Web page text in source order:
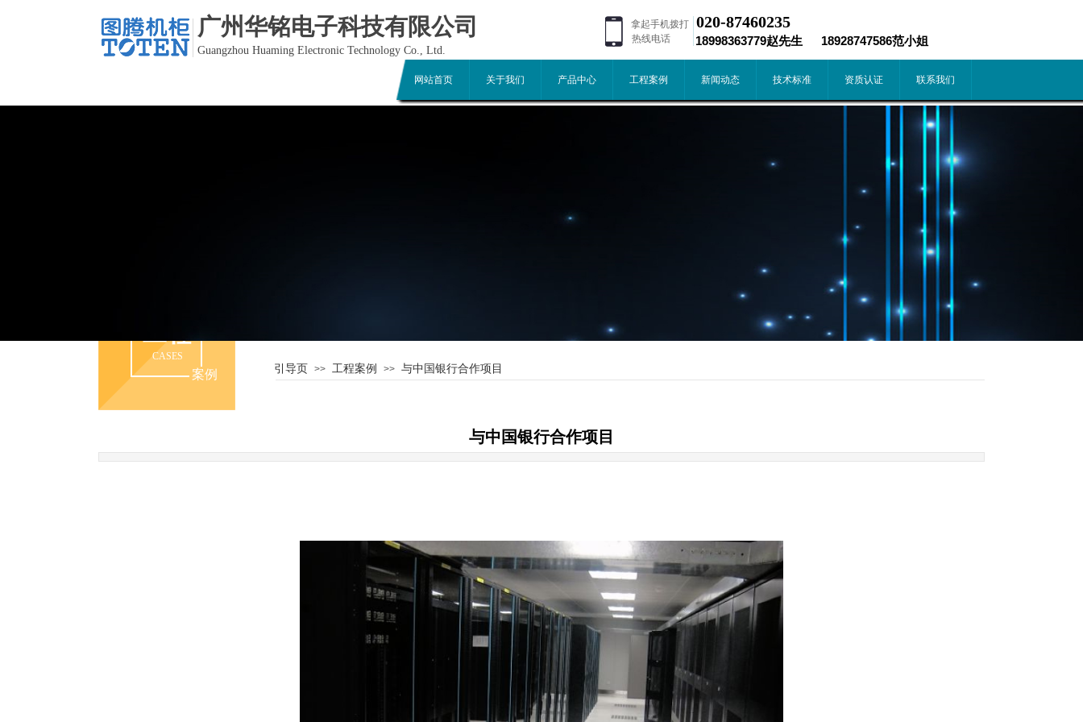
拿起手机拨打
热线电话
网站首页 关于我们 产品中心 工程案例 新闻动态 技术标准 资质认证 联系我们
020-87460235
广州华铭电子科技有限公司
Guangzhou Huaming Electronic Technology Co., Ltd.
18998363779赵先生 18928747586范小姐
产品
CASES
PRODUCT
PRODUCT
引导页 >> 工程案例 >> 与中国银行合作项目
中心
案例
与中国银行合作项目